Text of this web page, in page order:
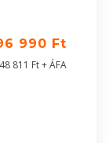
990 Ft
811 Ft + ÁFA